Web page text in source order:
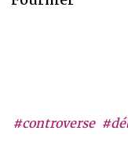
#controverse